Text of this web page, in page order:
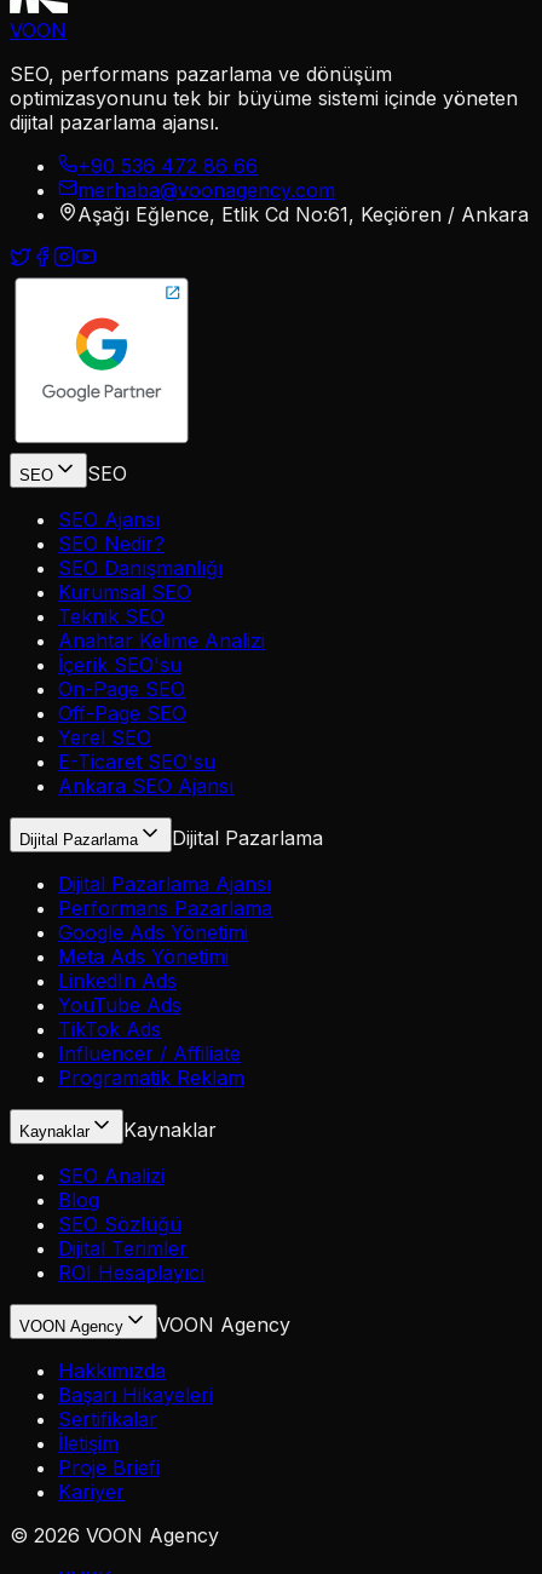
VOON
SEO, performans pazarlama ve dönüşüm
optimizasyonunu tek bir büyüme sistemi içinde yöneten
dijital pazarlama ajansı.
+90 536 472 86 66
merhaba@voonagency.com
Aşağı Eğlence, Etlik Cd No:61, Keçiören / Ankara
SEO
SEO
SEO Ajansı
SEO Nedir?
SEO Danışmanlığı
Kurumsal SEO
Teknik SEO
Anahtar Kelime Analizi
İçerik SEO'su
On-Page SEO
Off-Page SEO
Yerel SEO
E-Ticaret SEO'su
Ankara SEO Ajansı
Dijital Pazarlama
Dijital Pazarlama
Dijital Pazarlama Ajansı
Performans Pazarlama
Google Ads Yönetimi
Meta Ads Yönetimi
LinkedIn Ads
YouTube Ads
TikTok Ads
Influencer / Affiliate
Programatik Reklam
Kaynaklar
Kaynaklar
SEO Analizi
Blog
SEO Sözlüğü
Dijital Terimler
ROI Hesaplayıcı
VOON Agency
VOON Agency
Hakkımızda
Başarı Hikayeleri
Sertifikalar
İletişim
Proje Briefi
Kariyer
© 2026 VOON Agency